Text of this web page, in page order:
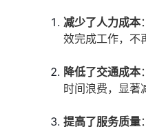
减少了人力成本
效完成工作，不
降低了交通成本
时间浪费，显著
提高了服务质量